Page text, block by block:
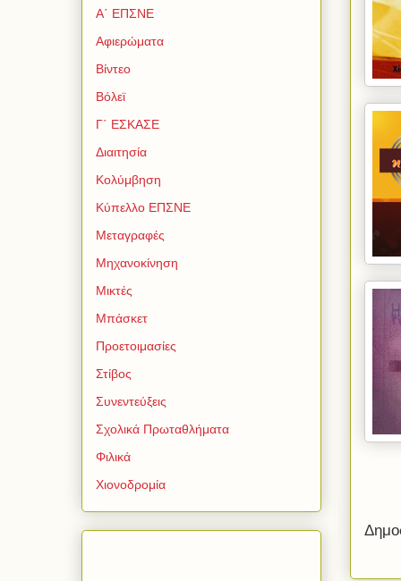
Α΄ ΕΠΣΝΕ
Αφιερώματα
Βίντεο
Βόλεϊ
Γ΄ ΕΣΚΑΣΕ
Διαιτησία
Κολύμβηση
Κύπελλο ΕΠΣΝΕ
Μεταγραφές
Μηχανοκίνηση
Μικτές
Μπάσκετ
Προετοιμασίες
Στίβος
Συνεντεύξεις
Σχολικά Πρωταθλήματα
Φιλικά
Χιονοδρομία